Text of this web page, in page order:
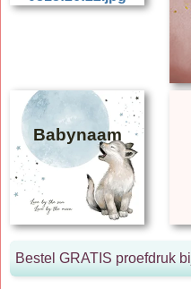
Babynaam